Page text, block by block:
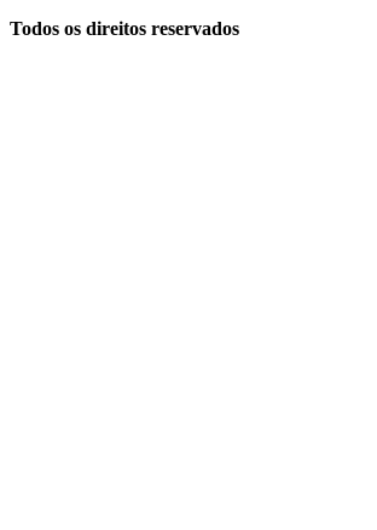
Todos os direitos reservados